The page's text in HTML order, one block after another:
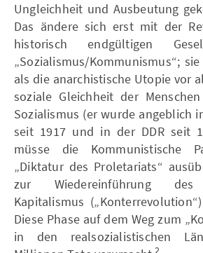
Ungleichheit und Ausbeutung
Das ändere sich erst mit der
historisch endgültigen
„Sozialismus/Kommunismus“;
als die anarchistische Utopie vor
soziale Gleichheit der
Sozialismus (er wurde angeblich
seit 1917 und in der DDR seit
müsse die Kommunistische
„Diktatur des Proletariats“
zur Wiedereinführung des
Kapitalismus
Diese Phase auf dem Weg zum
in den realsozialistischen